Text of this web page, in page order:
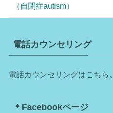
（自閉症autism）
電話カウンセリング
電話カウンセリングはこちら。
＊Facebookページ